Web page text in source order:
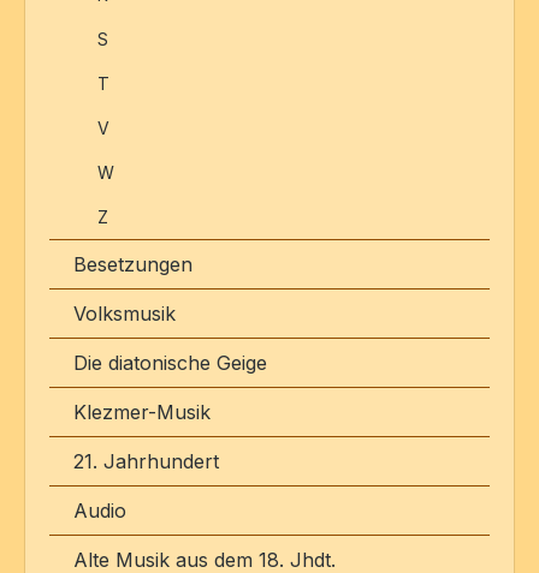
S
T
V
W
Z
Besetzungen
Volksmusik
Die diatonische Geige
Klezmer-Musik
21. Jahrhundert
Audio
Alte Musik aus dem 18. Jhdt.